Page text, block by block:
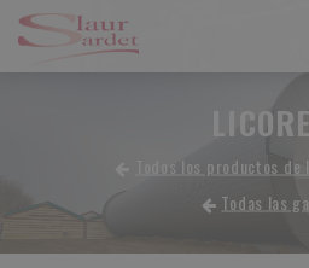
Todos los productos de
Todas las